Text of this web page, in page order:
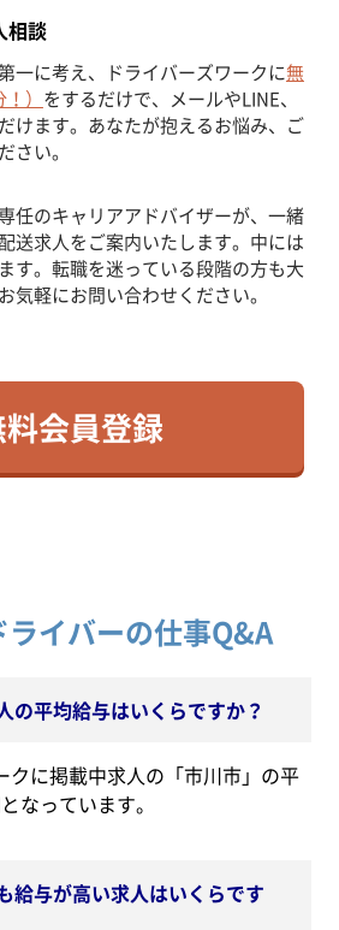
相談
一に考え、ドライバーズワークに無
） をするだけで、メールやLINE、
けます。あなたが抱えるお悩み、ご
さい。
任のキャリアアドバイザーが、一緒
送求人をご案内いたします。中には
す。転職を迷っている段階の方も大
気軽にお問い合わせください。
会員登録
イバーの仕事Q&A
の平均給与はいくらですか？
クに掲載中求人の「市川市」の平
なっています。
給与が高い求人はいくらです